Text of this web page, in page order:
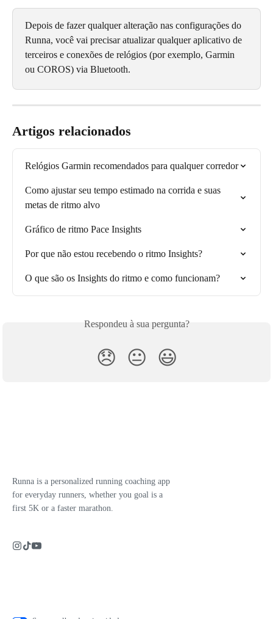
Depois de fazer qualquer alteração nas configurações do
Runna, você vai precisar atualizar qualquer aplicativo de
terceiros e conexões de relógios (por exemplo, Garmin
ou COROS) via Bluetooth.
Artigos relacionados
Relógios Garmin recomendados para qualquer corredor
Como ajustar seu tempo estimado na corrida e suas
metas de ritmo alvo
Gráfico de ritmo Pace Insights
Por que não estou recebendo o ritmo Insights?
O que são os Insights do ritmo e como funcionam?
Respondeu à sua pergunta?
😞 😐 😃
Runna is a personalized running coaching app
for everyday runners, whether you goal is a
first 5K or a faster marathon.